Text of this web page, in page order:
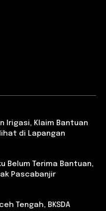
Irigasi, Klaim Bantuan
di Lapangan
Belum Terima Bantuan,
Pascabanjir
Tengah, BKSDA